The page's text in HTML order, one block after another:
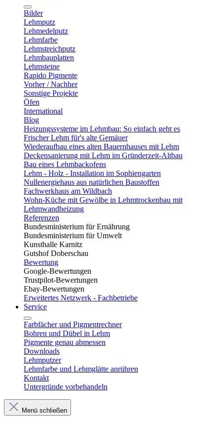
Bilder
Lehmputz
Lehmedelputz
Lehmfarbe
Lehmstreichputz
Lehmbauplatten
Lehmsteine
Rapido Pigmente
Vorher / Nachher
Sonstige Projekte
Öfen
International
Blog
Heizungssysteme im Lehmbau: So einfach geht es
Frischer Lehm für's alte Gemäuer
Wiederaufbau eines alten Bauernhauses mit Lehm
Deckensanierung mit Lehm im Gründerzeit-Altbau
Bau eines Lehmbackofens
Lehm - Holz - Installation im Sophiengarten
Nullenergiehaus aus natürlichen Baustoffen
Fachwerkhaus am Wildbach
Wohn-Küche mit Gewölbe in Lehmtrockenbau mit
Lehmwandheizung
Referenzen
Bundesministerium für Ernährung
Bundesministerium für Umwelt
Kunsthalle Karnitz
Gutshof Doberschau
Bewertung
Google-Bewertungen
Trustpilot-Bewertungen
Ebay-Bewertungen
Erweitertes Netzwerk - Fachbetriebe
Service
Farbfächer und Pigmentrechner
Bohren und Dübel in Lehm​
Pigmente genau abmessen
Downloads
Lehmputzer
Lehmfarbe und Lehmglätte anrühren
Kontakt
Untergründe vorbehandeln
Menü schließen